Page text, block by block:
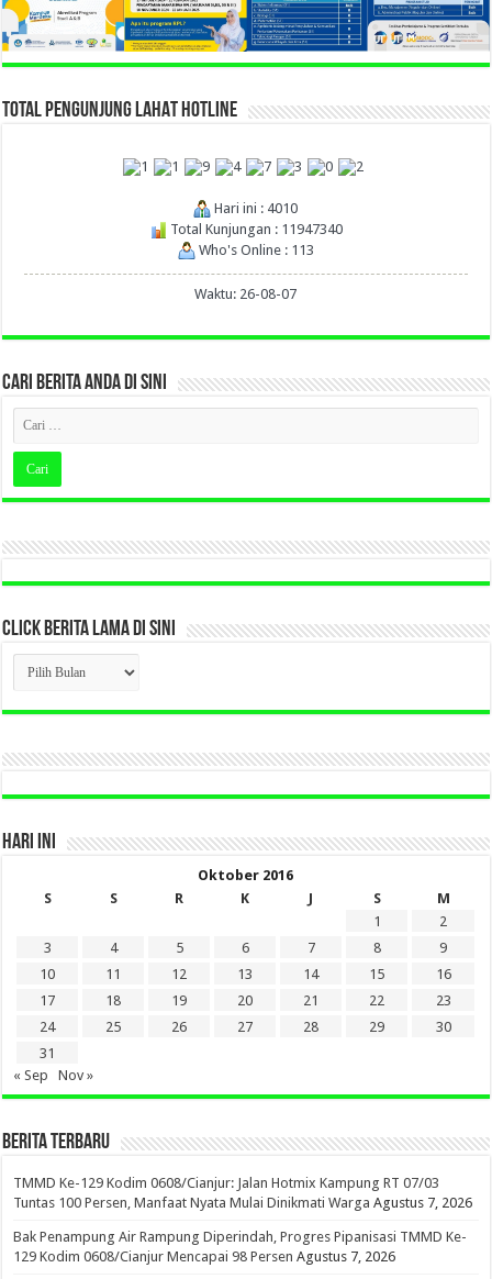
TOTAL PENGUNJUNG LAHAT HOTLINE
Hari ini : 4010
Total Kunjungan : 11947340
Who's Online : 113
Waktu: 26-08-07
CARI BERITA ANDA DI SINI
CLICK BERITA LAMA DI SINI
CLICK
BERITA
LAMA
DI
HARI INI
Oktober 2016
S
S R K J S
M
1
2
3
4 5 6 7 8
9
10
11 12 13 14 15
16
17
18 19 20 21 22
23
24
25 26 27 28 29
30
31
« Sep
Nov »
BERITA TERBARU
TMMD Ke-129 Kodim 0608/Cianjur: Jalan Hotmix Kampung RT 07/03
Tuntas 100 Persen, Manfaat Nyata Mulai Dinikmati Warga Agustus 7, 2026
Bak Penampung Air Rampung Diperindah, Progres Pipanisasi TMMD Ke-
129 Kodim 0608/Cianjur Mencapai 98 Persen Agustus 7, 2026